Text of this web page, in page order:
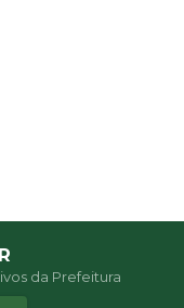
da Prefeitura